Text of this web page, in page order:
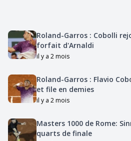
Roland-Garros : Cobolli
forfait d'Arnaldi
il y a 2 mois
Roland-Garros : Flavio
et file en demies
il y a 2 mois
Masters 1000 de Rome:
quarts de finale